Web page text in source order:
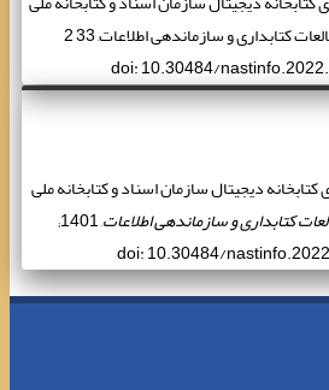
ایران براساس تجربه کاربر," مطالعات کتابداری و سازماندهی اطلاعات, 33 2
دیجیتال سازمان اسناد و کتابخانه ‌‌‌ملی
کتابداری و سازماندهی اطلاعات
, 1401;